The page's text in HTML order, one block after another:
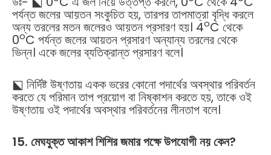
পর্যন্ত জলের আয়তন সংকুচিত হয়, তারপর তাপমাত্রা বৃদ্ধি করলে
অন্য তরলের মতন জলেরও আয়তন প্রসারণ হয়। 4oC থেকে
0oC পর্যন্ত জলের আয়তন প্রসারণ অন্যান্য তরলের থেকে
ভিন্ন। একে জলের ব্যতিক্রান্ত প্রসারণ বলে।
⬕ নির্দিষ্ট উষ্ণতায় একক ভরের কোনো পদার্থের অবস্থার পরিবর্তন
করতে যে পরিমান তাপ প্রয়োগ বা নিষ্কাশন করতে হয়, তাকে ওই
উষ্ণতায় ওই পদার্থের অবস্থার পরিবর্তনের লীনতাপ বলে।
15. মেঘযুক্ত আকাশ শিশির জমার পক্ষে উপযোগী নয় কেন?